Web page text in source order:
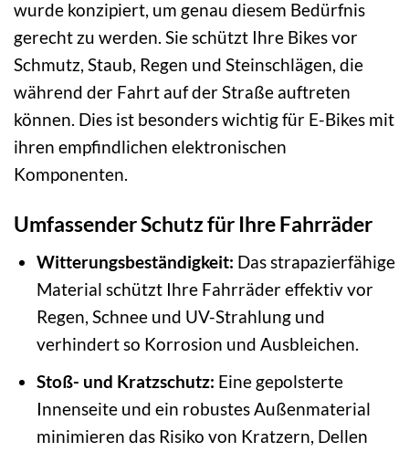
wurde konzipiert, um genau diesem Bedürfnis
gerecht zu werden. Sie schützt Ihre Bikes vor
Schmutz, Staub, Regen und Steinschlägen, die
während der Fahrt auf der Straße auftreten
können. Dies ist besonders wichtig für E-Bikes mit
ihren empfindlichen elektronischen
Komponenten.
Umfassender Schutz für Ihre Fahrräder
Witterungsbeständigkeit: Das strapazierfähige
Material schützt Ihre Fahrräder effektiv vor
Regen, Schnee und UV-Strahlung und
verhindert so Korrosion und Ausbleichen.
Stoß- und Kratzschutz: Eine gepolsterte
Innenseite und ein robustes Außenmaterial
minimieren das Risiko von Kratzern, Dellen